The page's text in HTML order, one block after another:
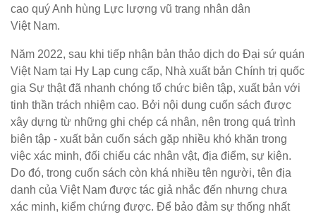
cao quý Anh hùng Lực lượng vũ trang nhân dân
Việt Nam.
Năm 2022, sau khi tiếp nhận bản thảo dịch do Đại sứ quán
Việt Nam tại Hy Lạp cung cấp, Nhà xuất bản Chính trị quốc
gia Sự thật đã nhanh chóng tổ chức biên tập, xuất bản với
tinh thần trách nhiệm cao. Bởi nội dung cuốn sách được
xây dựng từ những ghi chép cá nhân, nên trong quá trình
biên tập - xuất bản cuốn sách gặp nhiều khó khăn trong
việc xác minh, đối chiếu các nhân vật, địa điểm, sự kiện.
Do đó, trong cuốn sách còn khá nhiều tên người, tên địa
danh của Việt Nam được tác giả nhắc đến nhưng chưa
xác minh, kiểm chứng được. Để bảo đảm sự thống nhất